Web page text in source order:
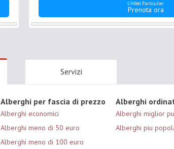
L'Hôtel Particulier
Prenota ora
Servizi
Alberghi per fascia di prezzo
Alberghi economici
Alberghi meno di 50 euro
Alberghi meno di 100 euro
Alberghi
Alberghi miglior
Alberghi piu